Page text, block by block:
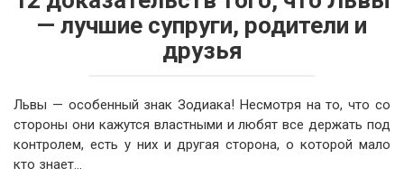
— лучшие супруги, родители и
друзья
Львы — особенный знак Зодиака! Несмотря на то, что со
стороны они кажутся властными и любят все держать под
контролем, есть у них и другая сторона, о которой мало
кто знает…